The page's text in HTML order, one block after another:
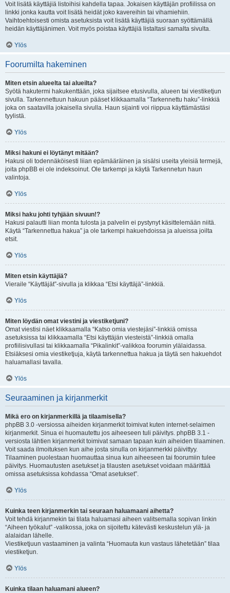
Voit lisätä käyttäjiä listoihisi kahdella tapaa. Jokaisen käyttäjän profiilissa on
linkki jonka kautta voit lisätä heidät joko kavereihin tai vihamiehiin.
Vaihtoehtoisesti omista asetuksista voit lisätä käyttäjiä suoraan syöttämällä
heidän käyttäjänimen. Voit myös poistaa käyttäjiä listaltasi samalta sivulta.
Ylös
Foorumilta hakeminen
Miten etsin alueelta tai alueilta?
Syötä hakutermi hakukenttään, joka sijaitsee etusivulla, alueen tai viestiketjun
sivulla. Tarkennettuun hakuun pääset klikkaamalla “Tarkennettu haku”-linkkiä
joka on saatavilla jokaisella sivulla. Haun sijainti voi riippua käyttämästäsi
tyylistä.
Ylös
Miksi hakuni ei löytänyt mitään?
Hakusi oli todennäköisesti liian epämääräinen ja sisälsi useita yleisiä termejä,
joita phpBB ei ole indeksoinut. Ole tarkempi ja käytä Tarkennetun haun
valintoja.
Ylös
Miksi haku johti tyhjään sivuun!?
Hakusi palautti liian monta tulosta ja palvelin ei pystynyt käsittelemään niitä.
Käytä “Tarkennettua hakua” ja ole tarkempi hakuehdoissa ja alueissa joilta
etsit.
Ylös
Miten etsin käyttäjiä?
Vieraile “Käyttäjät”-sivulla ja klikkaa “Etsi käyttäjä”-linkkiä.
Ylös
Miten löydän omat viestini ja viestiketjuni?
Omat viestisi näet klikkaamalla “Katso omia viestejäsi”-linkkiä omissa
asetuksissa tai klikkaamalla “Etsi käyttäjän viesteistä”-linkkiä omalla
profiilisivullasi tai klikkaamalla “Pikalinkit”-valikkoa foorumin ylälaidassa.
Etsiäksesi omia viestiketjuja, käytä tarkennettua hakua ja täytä sen hakuehdot
haluamallasi tavalla.
Ylös
Seuraaminen ja kirjanmerkit
Mikä ero on kirjanmerkillä ja tilaamisella?
phpBB 3.0 -versiossa aiheiden kirjanmerkit toimivat kuten internet-selaimen
kirjanmerkit. Sinua ei huomautettu jos aiheeseen tuli päivitys. phpBB 3.1 -
versiosta lähtien kirjanmerkit toimivat samaan tapaan kuin aiheiden tilaaminen.
Voit saada ilmoituksen kun aihe josta sinulla on kirjanmerkki päivittyy.
Tilaaminen puolestaan huomauttaa sinua kun aiheeseen tai foorumiin tulee
päivitys. Huomautusten asetukset ja tilausten asetukset voidaan määrittää
omissa asetuksissa kohdassa “Omat asetukset”.
Ylös
Kuinka teen kirjanmerkin tai seuraan haluamaani aihetta?
Voit tehdä kirjanmekin tai tilata haluamasi aiheen valitsemalla sopivan linkin
“Aiheen työkalut” -valikossa, joka on sijoitettu kätevästi keskustelun ylä- ja
alalaidan lähelle.
Viestiketjuun vastaaminen ja valinta “Huomauta kun vastaus lähetetään” tilaa
viestiketjun.
Ylös
Kuinka tilaan haluamani alueen?